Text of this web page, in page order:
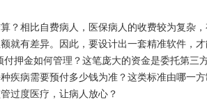
相比自费病人，医保病人的收费较为复杂，
就有差异。因此，要设计出一套精准软件，才
押金如何管理？这笔庞大的资金是委托第三
疾病需要预付多少钱为准？这类标准由哪一方
过度医疗，让病人放心？